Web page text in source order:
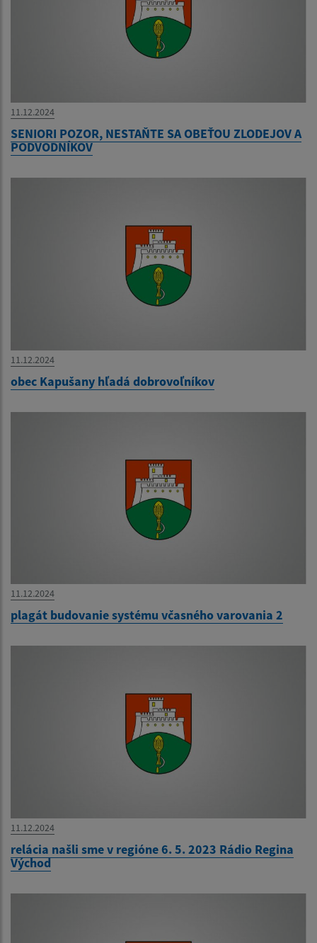
11.12.2024
SENIORI POZOR, NESTAŇTE SA OBEŤOU ZLODEJOV A
PODVODNÍKOV
11.12.2024
obec Kapušany hľadá dobrovoľníkov
11.12.2024
plagát budovanie systému včasného varovania 2
11.12.2024
relácia našli sme v regióne 6. 5. 2023 Rádio Regina
Východ